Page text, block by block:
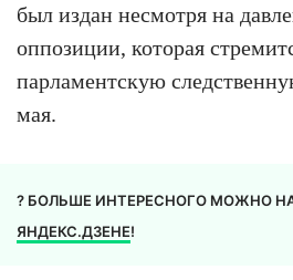
был издан несмотря на
оппозиции, которая
парламентскую
мая.
? БОЛЬШЕ ИНТЕРЕСНОГО МОЖНО
ЯНДЕКС.ДЗЕНЕ!